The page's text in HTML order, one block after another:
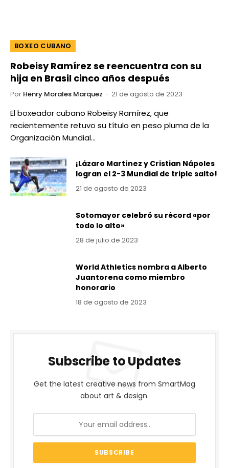
BOXEO CUBANO
Robeisy Ramírez se reencuentra con su
hija en Brasil cinco años después
Por Henry Morales Marquez 21 de agosto de 2023
El boxeador cubano Robeisy Ramírez, que
recientemente retuvo su título en peso pluma de la
Organización Mundial…
¡Lázaro Martínez y Cristian Nápoles
logran el 2-3 Mundial de triple salto!
21 de agosto de 2023
Sotomayor celebró su récord «por
todo lo alto»
28 de julio de 2023
World Athletics nombra a Alberto
Juantorena como miembro
honorario
18 de agosto de 2023
Subscribe to Updates
Get the latest creative news from SmartMag
about art & design.